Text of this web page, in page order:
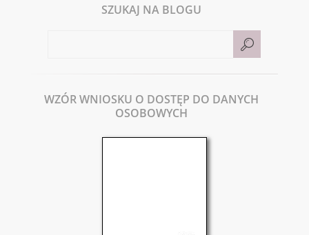
SZUKAJ NA BLOGU
WZÓR WNIOSKU O DOSTĘP DO DANYCH
OSOBOWYCH